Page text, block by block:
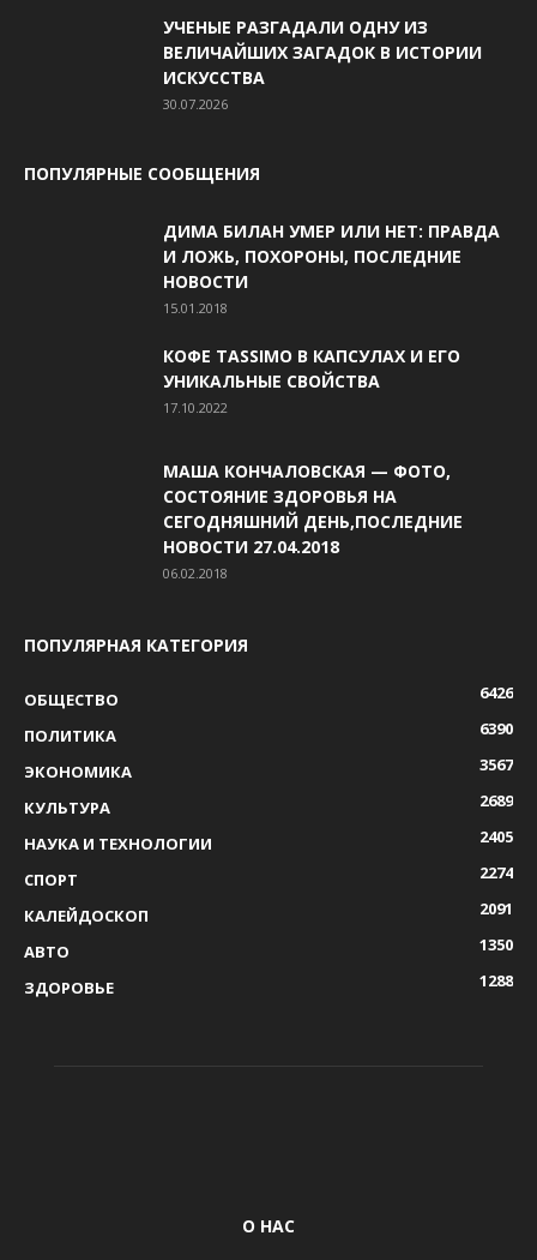
УЧЕНЫЕ РАЗГАДАЛИ ОДНУ ИЗ
ВЕЛИЧАЙШИХ ЗАГАДОК В ИСТОРИИ
ИСКУССТВА
30.07.2026
ПОПУЛЯРНЫЕ СООБЩЕНИЯ
ДИМА БИЛАН УМЕР ИЛИ НЕТ: ПРАВДА
И ЛОЖЬ, ПОХОРОНЫ, ПОСЛЕДНИЕ
НОВОСТИ
15.01.2018
КОФЕ TASSIMO В КАПСУЛАХ И ЕГО
УНИКАЛЬНЫЕ СВОЙСТВА
17.10.2022
МАША КОНЧАЛОВСКАЯ — ФОТО,
СОСТОЯНИЕ ЗДОРОВЬЯ НА
СЕГОДНЯШНИЙ ДЕНЬ,ПОСЛЕДНИЕ
НОВОСТИ 27.04.2018
06.02.2018
ПОПУЛЯРНАЯ КАТЕГОРИЯ
ОБЩЕСТВО
6426
ПОЛИТИКА
6390
ЭКОНОМИКА
3567
КУЛЬТУРА
2689
НАУКА И ТЕХНОЛОГИИ
2405
СПОРТ
2274
КАЛЕЙДОСКОП
2091
АВТО
1350
ЗДОРОВЬЕ
1288
О НАС